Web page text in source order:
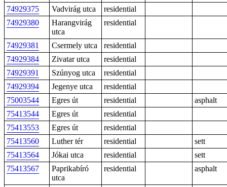
74929375 Vadvirág utca
residential
74929380
Harangvirág
utca
residential
74929381 Csermely utca
residential
74929384
Zivatar utca
residential
74929391
Szúnyog utca
residential
74929394
Jegenye utca
residential
75003544
Egres út residential
asphalt
75413544
Egres út
residential
75413553
Egres út
residential
75413560
Luther tér residential
sett
75413564
Jókai utca residential
sett
75413567
Paprikabíró
utca
residential asphalt